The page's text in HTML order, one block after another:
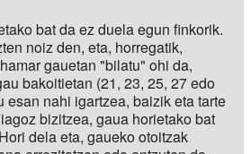
bat da ez duela egun finkorik.
noiz den, eta, horregatik,
gauetan "bilatu" ohi da,
bakoitietan (21, 23, 25, 27 edo
esan nahi igartzea, baizik eta tarte
bizitzea, gaua horietako bat
dela eta, gaueko otoitzak